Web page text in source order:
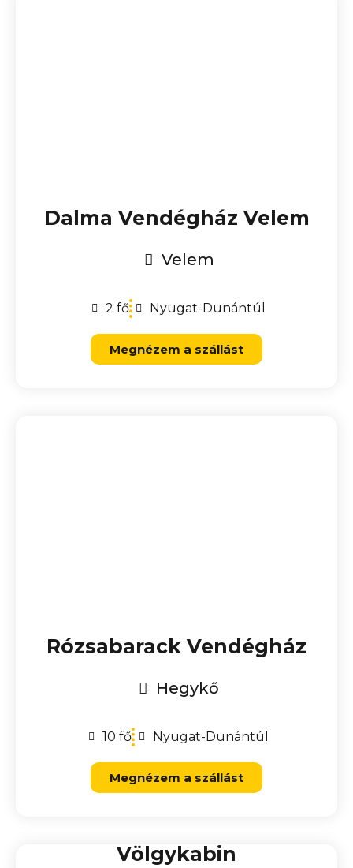
Dalma Vendégház Velem
Velem
2 fő Nyugat-Dunántúl
Megnézem a szállást
Rózsabarack Vendégház
Hegykő
10 fő Nyugat-Dunántúl
Megnézem a szállást
Völgykabin